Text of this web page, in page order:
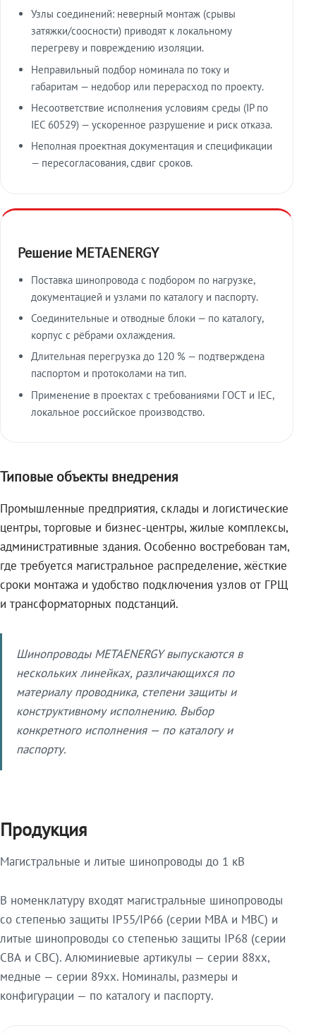
Узлы соединений: неверный монтаж (срывы
затяжки/соосности) приводят к локальному
перегреву и повреждению изоляции.
Неправильный подбор номинала по току и
габаритам — недобор или перерасход по проекту.
Несоответствие исполнения условиям среды (IP по
IEC 60529) — ускоренное разрушение и риск отказа.
Неполная проектная документация и спецификации
— пересогласования, сдвиг сроков.
Решение METAENERGY
Поставка шинопровода с подбором по нагрузке,
документацией и узлами по каталогу и паспорту.
Соединительные и отводные блоки — по каталогу,
корпус с рёбрами охлаждения.
Длительная перегрузка до 120 % — подтверждена
паспортом и протоколами на тип.
Применение в проектах с требованиями ГОСТ и IEC,
локальное российское производство.
Типовые объекты внедрения
Промышленные предприятия, склады и логистические
центры, торговые и бизнес-центры, жилые комплексы,
административные здания. Особенно востребован там,
где требуется магистральное распределение, жёсткие
сроки монтажа и удобство подключения узлов от ГРЩ
и трансформаторных подстанций.
Шинопроводы METAENERGY выпускаются в
нескольких линейках, различающихся по
материалу проводника, степени защиты и
конструктивному исполнению. Выбор
конкретного исполнения — по каталогу и
паспорту.
Продукция
Магистральные и литые шинопроводы до 1 кВ
В номенклатуру входят магистральные шинопроводы
со степенью защиты IP55/IP66 (серии МВА и МВС) и
литые шинопроводы со степенью защиты IP68 (серии
СВА и СВС). Алюминиевые артикулы — серии 88xx,
медные — серии 89xx. Номиналы, размеры и
конфигурации — по каталогу и паспорту.